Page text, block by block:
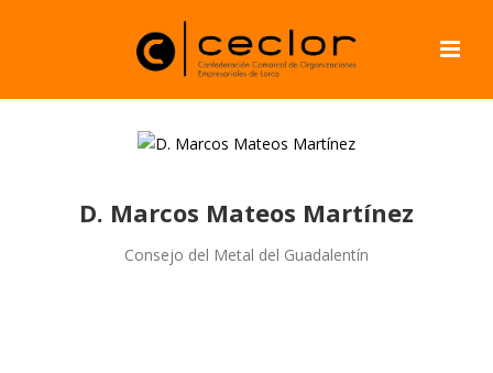
D. Marcos Mateos Martínez
Consejo del Metal del Guadalentín